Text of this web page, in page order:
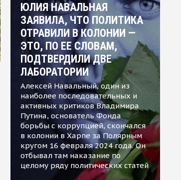
ЮЛИЯ НАВАЛЬНАЯ
ЗАЯВИЛА, ЧТО ПОЛИТИКА
ОТРАВИЛИ В КОЛОНИИ —
ЭТО, ПО ЕЕ СЛОВАМ,
ПОДТВЕРДИЛИ ДВЕ
ЛАБОРАТОРИИ
Алексей Навальный, один из
наиболее последовательных и
активных критиков Владимира
Путина, основатель Фонда
борьбы с коррупцией, скончался
в колонии в Харпе за Полярным
кругом 16 февраля 2024 года. Он
отбывал там наказание по
целому ряду политических статей